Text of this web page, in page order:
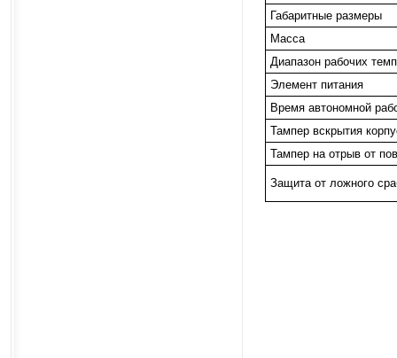
Габаритные размеры
Масса
Диапазон рабочих
Элемент питания
Время автономной
Тампер вскрытия
Тампер на отрыв от
Защита от ложного